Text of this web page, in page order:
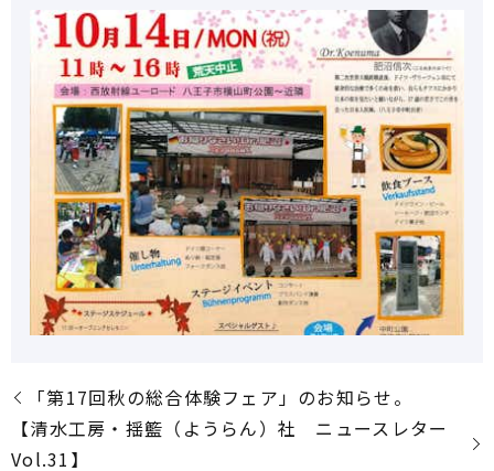
「第17回秋の総合体験フェア」のお知らせ。
【清水工房・揺籃（ようらん）社 ニュースレター
Vol.31】